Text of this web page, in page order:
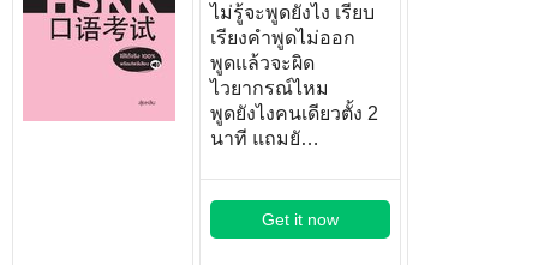
ไม่รู้จะพูดยังไง เรียบ
เรียงคำพูดไม่ออก
พูดแล้วจะผิด
ไวยากรณ์ไหม
พูดยังไงคนเดียวตั้ง 2
นาที แถมยั…
Get it now